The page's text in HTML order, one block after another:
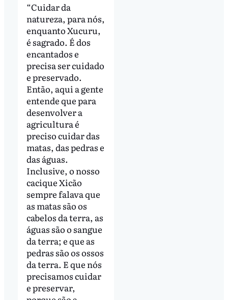
“Cuidar da
natureza, para nós,
enquanto Xucuru,
é sagrado. É dos
encantados e
precisa ser cuidado
e preservado.
Então, aqui a gente
entende que para
desenvolver a
agricultura é
preciso cuidar das
matas, das pedras e
das águas.
Inclusive, o nosso
cacique Xicão
sempre falava que
as matas são os
cabelos da terra, as
águas são o sangue
da terra; e que as
pedras são os ossos
da terra. E que nós
precisamos cuidar
e preservar,